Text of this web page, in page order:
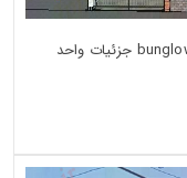
دانلود نقشه خانه های سه بعدی مدل تریدی از bunglow جزئیات واحد